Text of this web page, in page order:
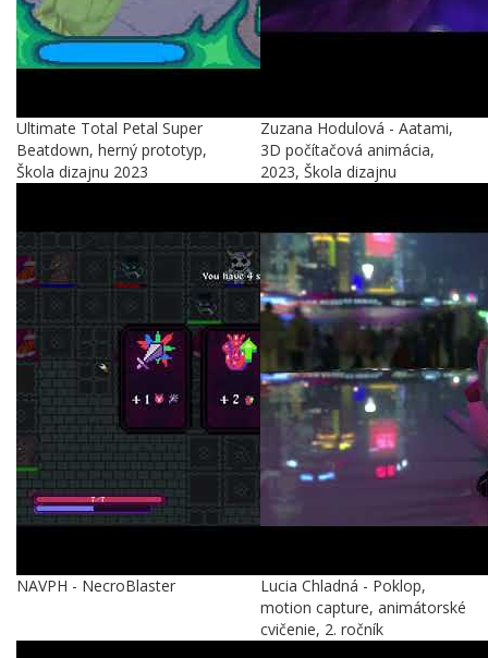
Ultimate Total Petal Super
Beatdown, herný prototyp,
Škola dizajnu 2023
Zuzana Hodulová - Aatami,
3D počítačová animácia,
2023, Škola dizajnu
NAVPH - NecroBlaster
Lucia Chladná - Poklop,
motion capture, animátorské
cvičenie, 2. ročník